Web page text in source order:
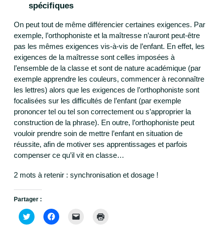
spécifiques
On peut tout de même différencier certaines exigences. Par
exemple, l’orthophoniste et la maîtresse n’auront peut-être
pas les mêmes exigences vis-à-vis de l’enfant. En effet, les
exigences de la maîtresse sont celles imposées à
l’ensemble de la classe et sont de nature académique (par
exemple apprendre les couleurs, commencer à reconnaître
les lettres) alors que les exigences de l’orthophoniste sont
focalisées sur les difficultés de l’enfant (par exemple
prononcer tel ou tel son correctement ou s’approprier la
construction de la phrase). En outre, l’orthophoniste peut
vouloir prendre soin de mettre l’enfant en situation de
réussite, afin de motiver ses apprentissages et parfois
compenser ce qu’il vit en classe…
2 mots à retenir : synchronisation et dosage !
Partager :
C
l
C
l